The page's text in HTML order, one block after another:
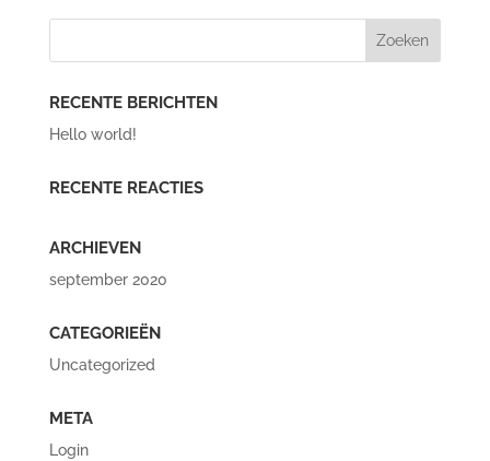
RECENTE BERICHTEN
Hello world!
RECENTE REACTIES
ARCHIEVEN
september 2020
CATEGORIEËN
Uncategorized
META
Login